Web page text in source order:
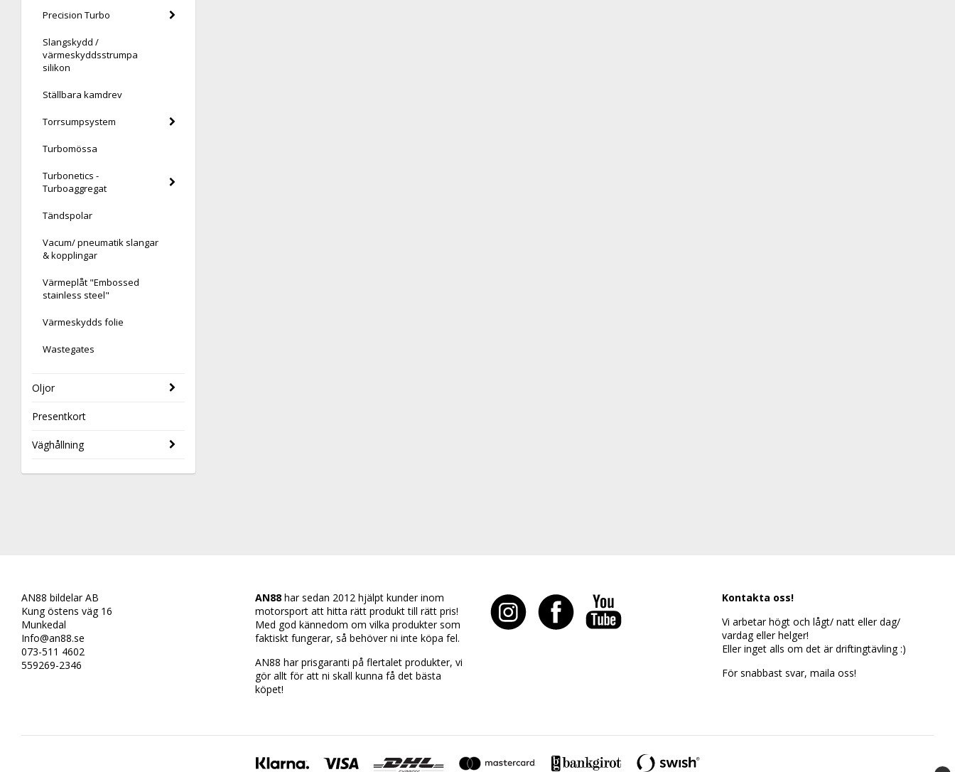
Precision Turbo
Slangskydd /
värmeskyddsstrumpa
silikon
Ställbara kamdrev
Torrsumpsystem
Turbomössa
Turbonetics -
Turboaggregat
Tändspolar
Vacum/ pneumatik slangar
& kopplingar
Värmeplåt "Embossed
stainless steel"
Värmeskydds folie
Wastegates
Oljor
Presentkort
Väghållning
AN88 bildelar AB
Kung östens väg 16
Munkedal
Info@an88.se
073-511 4602
559269-2346
AN88har sedan 2012 hjälpt kunder inom
motorsport att hitta rätt produkt till rätt pris!
Med god kännedom om vilka produkter som
faktiskt fungerar, så behöver ni inte köpa fel.
AN88 har prisgaranti på flertalet produkter, vi
gör allt för att ni skall kunna få det bästa
köpet!
Kontakta oss!
Vi arbetar högt och lågt/ natt eller dag/
vardag eller helger!
Eller inget alls om det är driftingtävling :)
För snabbast svar, maila oss!